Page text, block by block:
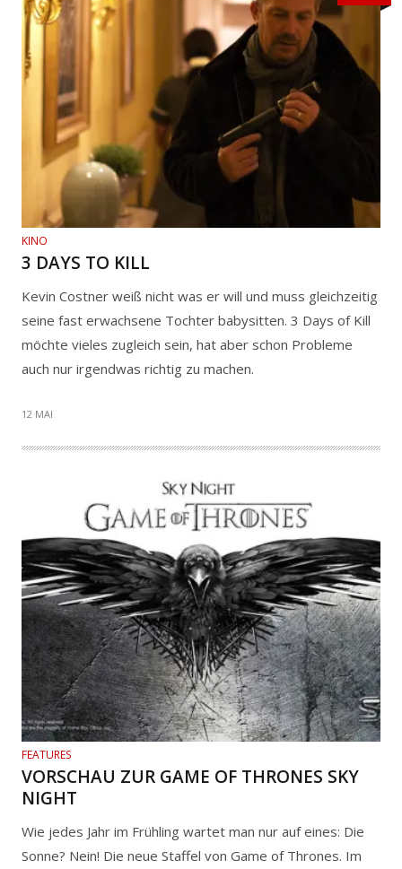
KINO
3 DAYS TO KILL
Kevin Costner weiß nicht was er will und muss gleichzeitig
seine fast erwachsene Tochter babysitten. 3 Days of Kill
möchte vieles zugleich sein, hat aber schon Probleme
auch nur irgendwas richtig zu machen.
12 MAI
FEATURES
VORSCHAU ZUR GAME OF THRONES SKY
NIGHT
Wie jedes Jahr im Frühling wartet man nur auf eines: Die
Sonne? Nein! Die neue Staffel von Game of Thrones. Im